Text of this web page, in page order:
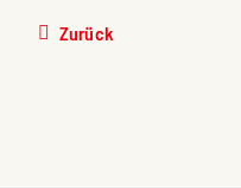
Zurück